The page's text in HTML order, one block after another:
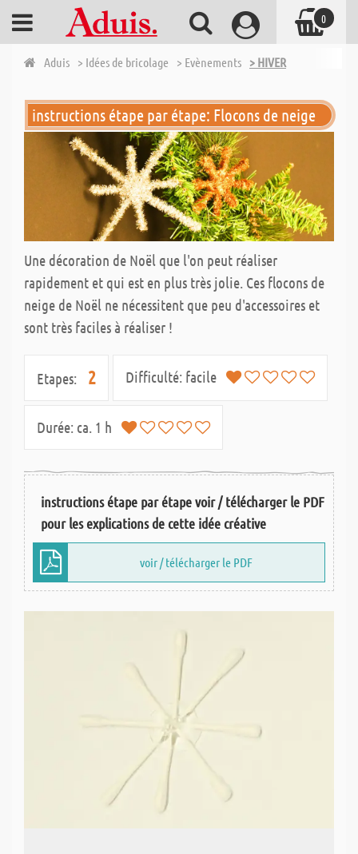
Aduis > Idées de bricolage > Evènements > HIVER
instructions étape par étape: Flocons de neige
Une décoration de Noël que l'on peut réaliser
rapidement et qui est en plus très jolie. Ces flocons de
neige de Noël ne nécessitent que peu d'accessoires et
sont très faciles à réaliser !
Etapes: 2 Difficulté: facile
Durée: ca. 1 h
instructions étape par étape voir / télécharger le PDF
pour les explications de cette idée créative
voir / télécharger le PDF
0